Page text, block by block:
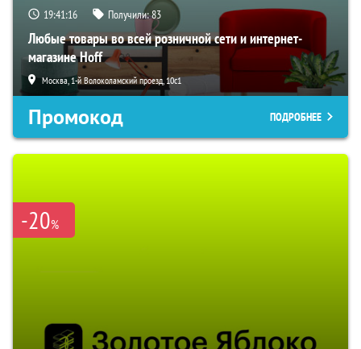
19:41:15 Получили:83
Любые товары во всей розничной сети и интернет-
магазине Hoff
Москва, 1-й Волоколамский проезд, 10с1
Промокод ПОДРОБНЕЕ
-20%